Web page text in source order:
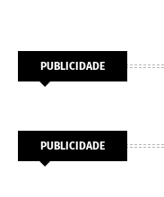
PUBLICIDADE
PUBLICIDADE